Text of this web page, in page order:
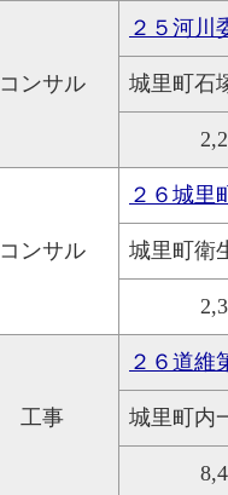
コンサル
２５河
城里町石
コンサル
２６城里
城里町衛
工事
２６道
城里町内